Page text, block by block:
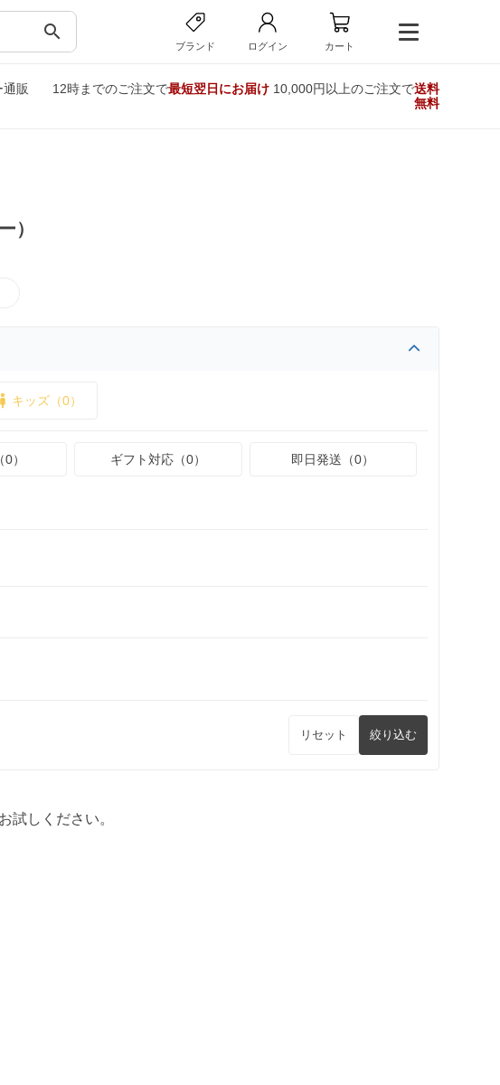
search
ブランド ログイン カート
販
12時までのご注文で最短翌日にお届け10,000円以上のご注文で送料
無料
）
キッズ（0）
） ギフト対応（0） 即日発送（0）
リセット 絞り込む
試しください。